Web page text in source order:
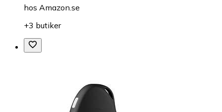
hos Amazon.se
+3 butiker